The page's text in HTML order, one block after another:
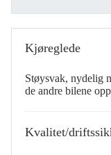
Kjøreglede
Støysvak, nydelig
de andre bilene
Kvalitet/